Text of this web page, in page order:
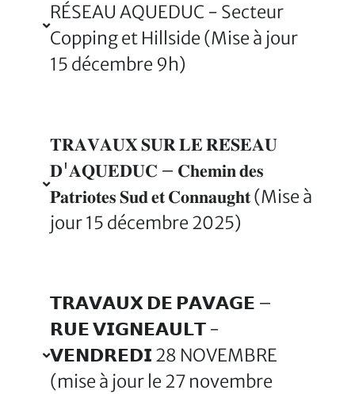
RÉSEAU AQUEDUC - Secteur
Copping et Hillside (Mise à jour
15 décembre 9h)
𝐓𝐑𝐀𝐕𝐀𝐔𝐗 𝐒𝐔𝐑 𝐋𝐄 𝐑𝐄́𝐒𝐄𝐀𝐔
𝐃'𝐀𝐐𝐔𝐄𝐃𝐔𝐂 – 𝐂𝐡𝐞𝐦𝐢𝐧 𝐝𝐞𝐬
𝐏𝐚𝐭𝐫𝐢𝐨𝐭𝐞𝐬 𝐒𝐮𝐝 𝐞𝐭 𝐂𝐨𝐧𝐧𝐚𝐮𝐠𝐡𝐭 (Mise à
jour 15 décembre 2025)
𝗧𝗥𝗔𝗩𝗔𝗨𝗫 𝗗𝗘 𝗣𝗔𝗩𝗔𝗚𝗘 –
𝗥𝗨𝗘 𝗩𝗜𝗚𝗡𝗘𝗔𝗨𝗟𝗧 -
𝗩𝗘𝗡𝗗𝗥𝗘𝗗𝗜 28 NOVEMBRE
(mise à jour le 27 novembre